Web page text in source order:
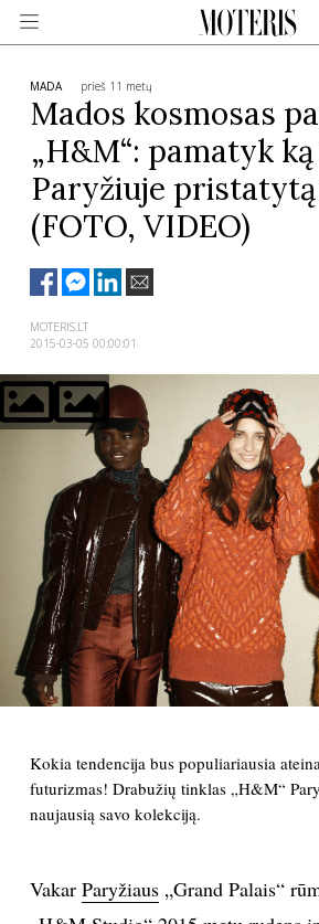
VEIDAI
MONARCHIJA
MADA
GROŽIS
SVEIKATA
APIE MANE
PSICHOLOGIJA
HOROSKOPAI
ASTROLOGIJA
KULTŪRA
KINAS
MADA prieš 11 metų
Mados kosmosas
„H&M“: pamatyk
Paryžiuje
(FOTO, VIDEO)
MOTERIS.LT
2015-03-05 00:00:01
Kokia tendencija bus populiariausia
futurizmas! Drabužių tinklas „H&M“
naujausią savo kolekciją.
Vakar Paryžiaus„Grand Palais“